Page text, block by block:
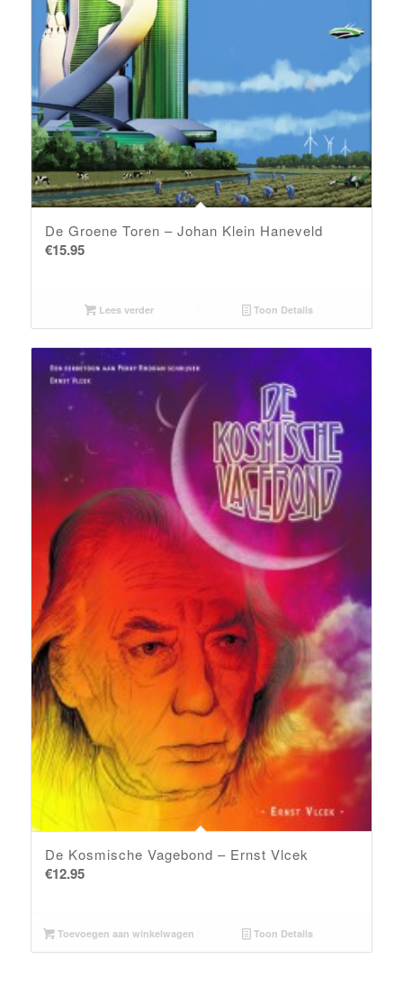
De Groene Toren – Johan Klein Haneveld
€15.95
Lees verder Toon Details
De Kosmische Vagebond – Ernst Vlcek
€12.95
Toevoegen aan winkelwagen Toon Details